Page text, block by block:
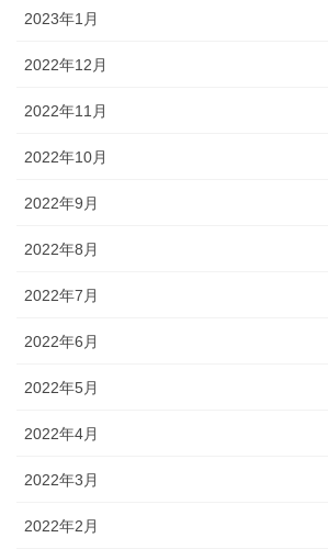
2023年1月
2022年12月
2022年11月
2022年10月
2022年9月
2022年8月
2022年7月
2022年6月
2022年5月
2022年4月
2022年3月
2022年2月